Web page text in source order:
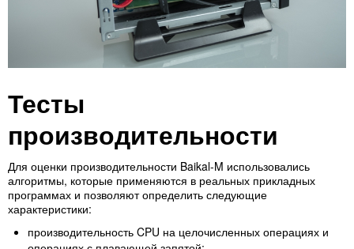
Тесты
производительности
Для оценки производительности Baikal-M использовались
алгоритмы, которые применяются в реальных прикладных
программах и позволяют определить следующие
характеристики:
производительность CPU на целочисленных операциях и